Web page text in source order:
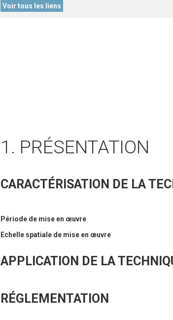
Voir tous les liens
1. PRÉSENTATION
CARACTÉRISATION DE LA
Période de mise en œuvre
Echelle spatiale de mise en œuvre
APPLICATION DE LA
RÉGLEMENTATION